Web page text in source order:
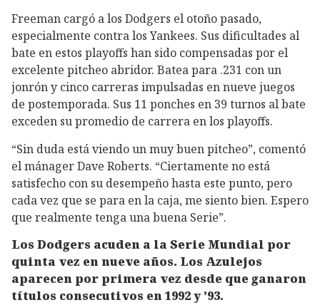
Freeman cargó a los Dodgers el otoño pasado,
especialmente contra los Yankees. Sus dificultades al
bate en estos playoffs han sido compensadas por el
excelente pitcheo abridor. Batea para .231 con un
jonrón y cinco carreras impulsadas en nueve juegos
de postemporada. Sus 11 ponches en 39 turnos al bate
exceden su promedio de carrera en los playoffs.
“Sin duda está viendo un muy buen pitcheo”, comentó
el mánager Dave Roberts. “Ciertamente no está
satisfecho con su desempeño hasta este punto, pero
cada vez que se para en la caja, me siento bien. Espero
que realmente tenga una buena Serie”.
Los Dodgers acuden a la Serie Mundial por
quinta vez en nueve años. Los Azulejos
aparecen por primera vez desde que ganaron
títulos consecutivos en 1992 y ’93.